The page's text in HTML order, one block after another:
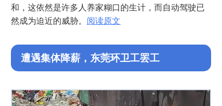
和，这依然是许多人养家糊口的生计，而自动驾驶已
然成为迫近的威胁。 阅读原文
遭遇集体降薪，东莞环卫工罢工